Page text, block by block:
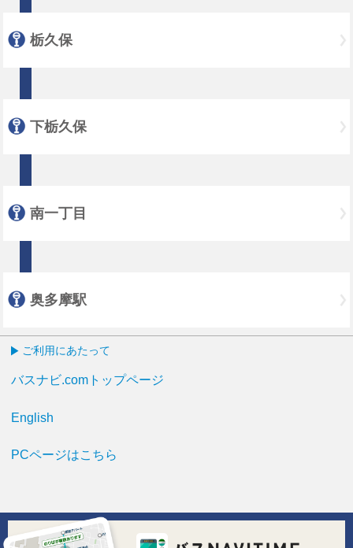
栃久保
下栃久保
南一丁目
奥多摩駅
ご利用にあたって
バスナビ.comトップページ
English
PCページはこちら